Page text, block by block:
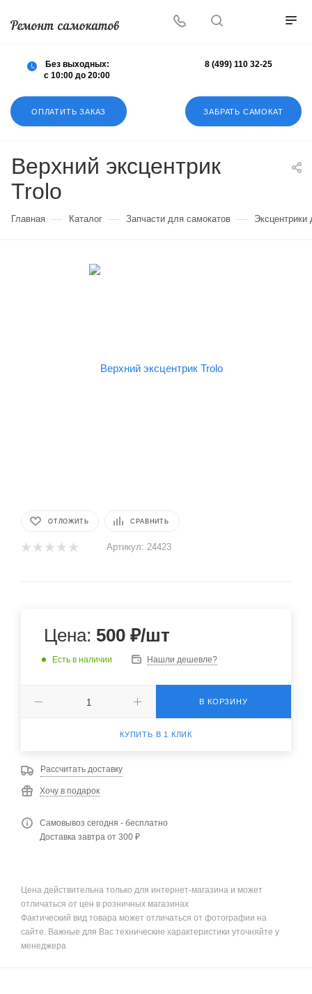
ОПЛАТИТЬ ЗАКАЗ ЗАБРАТЬ САМОКАТ
Без выходных:
с 10:00 до 20:00
8 (499) 110 32-25
Верхний эксцентрик
Trolo
Главная — Каталог — Запчасти для самокатов — Эксцентрики
ОТЛОЖИТЬ СРАВНИТЬ
Артикул: 24423
Цена: 500 ₽/шт
Есть в наличии Нашли дешевле?
В КОРЗИНУ
КУПИТЬ В 1 КЛИК
Рассчитать доставку
Хочу в подарок
Самовывоз сегодня - бесплатно
Доставка завтра от 300 ₽
Цена действительна только для интернет-магазина и может
отличаться от цен в розничных магазинах
Фактический вид товара может отличаться от фотографии на
сайте. Важные для Вас технические характеристики уточняйте у
менеджера